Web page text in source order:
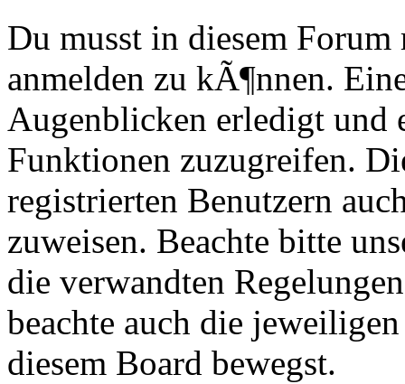
Du musst in diesem
anmelden zu kÃ¶nnen.
Augenblicken erledigt und
Funktionen zuzugreifen.
registrierten Benutzern
zuweisen. Beachte bitte
die verwandten
beachte auch die
diesem Board bewegst.